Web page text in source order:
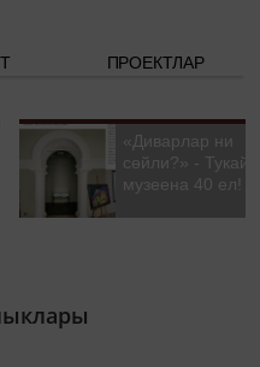
ПРОЕКТЛАР
«Диварлар ни
сөйли?» - Тукай
музеена 40 ел!